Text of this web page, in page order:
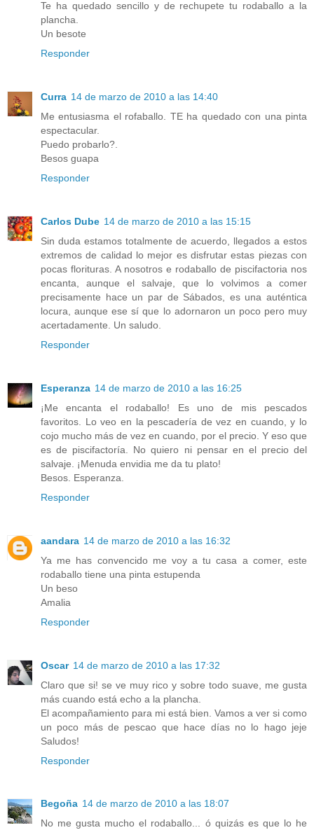
Te ha quedado sencillo y de rechupete tu rodaballo a la
plancha.
Un besote
Responder
Curra 14 de marzo de 2010 a las 14:40
Me entusiasma el rofaballo. TE ha quedado con una pinta
espectacular.
Puedo probarlo?.
Besos guapa
Responder
Carlos Dube 14 de marzo de 2010 a las 15:15
Sin duda estamos totalmente de acuerdo, llegados a estos
extremos de calidad lo mejor es disfrutar estas piezas con
pocas florituras. A nosotros e rodaballo de piscifactoria nos
encanta, aunque el salvaje, que lo volvimos a comer
precisamente hace un par de Sábados, es una auténtica
locura, aunque ese sí que lo adornaron un poco pero muy
acertadamente. Un saludo.
Responder
Esperanza 14 de marzo de 2010 a las 16:25
¡Me encanta el rodaballo! Es uno de mis pescados
favoritos. Lo veo en la pescadería de vez en cuando, y lo
cojo mucho más de vez en cuando, por el precio. Y eso que
es de piscifactoría. No quiero ni pensar en el precio del
salvaje. ¡Menuda envidia me da tu plato!
Besos. Esperanza.
Responder
aandara 14 de marzo de 2010 a las 16:32
Ya me has convencido me voy a tu casa a comer, este
rodaballo tiene una pinta estupenda
Un beso
Amalia
Responder
Oscar 14 de marzo de 2010 a las 17:32
Claro que si! se ve muy rico y sobre todo suave, me gusta
más cuando está echo a la plancha.
El acompañamiento para mi está bien. Vamos a ver si como
un poco más de pescao que hace días no lo hago jeje
Saludos!
Responder
Begoña 14 de marzo de 2010 a las 18:07
No me gusta mucho el rodaballo... ó quizás es que lo he